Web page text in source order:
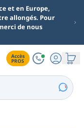
et en Europe,
allongés. Pour
de nous
Accès
PROS